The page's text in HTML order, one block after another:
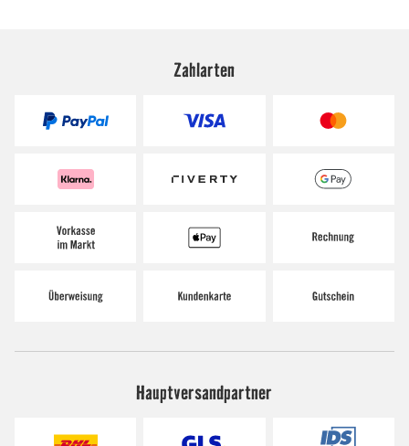
Zahlarten
Hauptversandpartner